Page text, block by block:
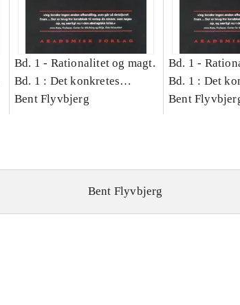
Bd. 1 - Rationalitet og magt.
Bd. 1 : Det konkretes
videnskab
Bent Flyvbjerg
Bd. 1 -
Bd. 1 : Det
videnskab
Bent
Bent Flyvbjerg